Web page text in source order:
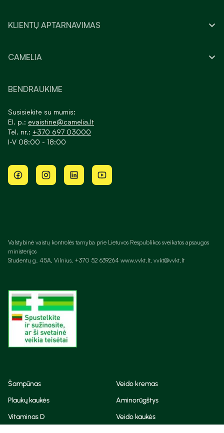
KLIENTŲ APTARNAVIMAS
CAMELIA
BENDRAUKIME
Susisiekite su mumis:
El. p.: evaistine@camelia.lt
Tel. nr.: +370 697 03000
I-V 08:00 - 18:00
Valstybinė vaistų kontrolės tarnyba prie Lietuvos Respublikos sveikatos apsaugos
ministerijos
Studentų g. 45A, Vilnius, +370 52 639264 www.vvkt.lt, vvkt@vvkt.lt
Šampūnas
Veido kremas
Plaukų kaukės
Aminorūgštys
Vitaminas D
Veido kaukės